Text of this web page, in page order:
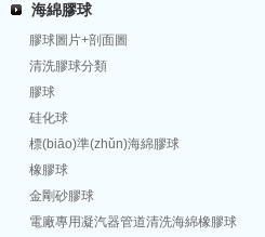
海綿膠球
膠球圖片+剖面圖
清洗膠球分類
膠球
硅化球
標(biāo)準(zhǔn)海綿膠球
橡膠球
金剛砂膠球
電廠專用凝汽器管道清洗海綿橡膠球